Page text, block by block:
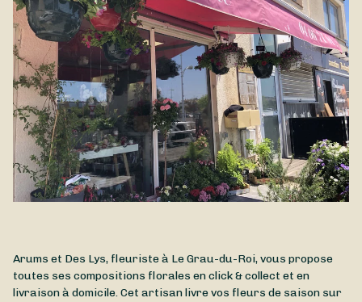
plaisir. Avec ses jolies fleurs en pompons et son volume
généreux, l'hortensia se décline en de multiples teintes, toutes
plus douces les unes que les autres. Cette création
généreuse et pleine de fraîcheur est disponible à la livraison à
Le Grau-du-Roi et dans les environs.
chaleur et des courants d'air.
Arums et Des Lys, fleuriste à Le Grau-du-Roi, vous propose
toutes ses compositions florales en click & collect et en
livraison à domicile. Cet artisan livre vos fleurs de saison sur